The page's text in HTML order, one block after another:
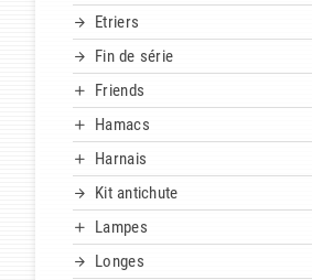
Etriers
Fin de série
Friends
Hamacs
Harnais
Kit antichute
Lampes
Longes